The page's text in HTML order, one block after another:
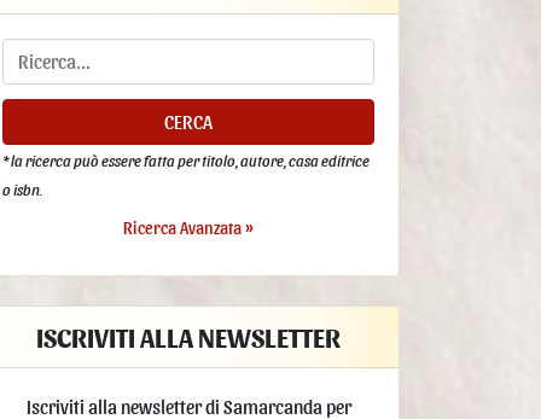
CERCA
* la ricerca può essere fatta per titolo, autore, casa editrice
o isbn.
Ricerca Avanzata »
ISCRIVITI ALLA NEWSLETTER
Iscriviti alla newsletter di Samarcanda per